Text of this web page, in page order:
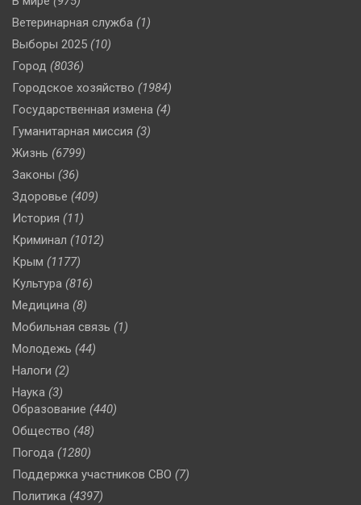
Ветеринарная служба (1)
Выборы 2025 (10)
Город (8036)
Городское хозяйство (1984)
Государственная измена (4)
Гуманитарная миссия (3)
Жизнь (6799)
Законы (36)
Здоровье (409)
История (11)
Криминал (1012)
Крым (1177)
Культура (816)
Медицина (8)
Мобильная связь (1)
Молодежь (44)
Налоги (2)
Наука (3)
Образование (440)
Общество (48)
Погода (1280)
Поддержка участников СВО (7)
Политика (4397)